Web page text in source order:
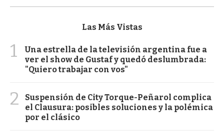
Las Más Vistas
1
Una estrella de la televisión argentina fue a
ver el show de Gustaf y quedó deslumbrada:
"Quiero trabajar con vos"
2
Suspensión de City Torque-Peñarol complica
el Clausura: posibles soluciones y la polémica
por el clásico